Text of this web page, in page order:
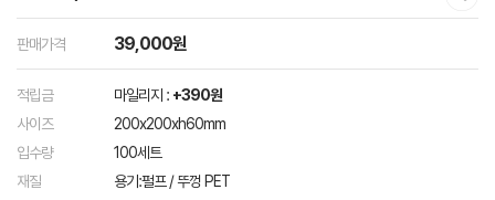
판매가격 39,000원
적립금 마일리지 : +390원
사이즈
200x200xh60mm
입수량
100세트
재질
용기:펄프 / 뚜껑 PET